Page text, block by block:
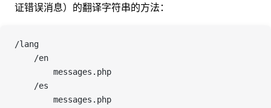
证错误消息）的翻译字符串的方法：
/lang
    /en
        messages.php
    /es
        messages.php